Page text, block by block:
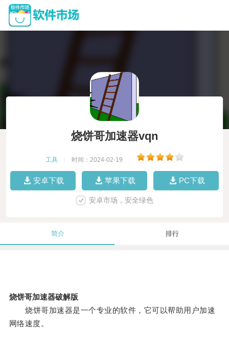
烧饼哥加速器vqn
工具 时间：2024-02-19
安卓下载 苹果下载 PC下载
安卓市场，安全绿色
简介 排行
烧饼哥加速器破解版
烧饼哥加速器是一个专业的软件，它可以帮助用户加速
网络速度。